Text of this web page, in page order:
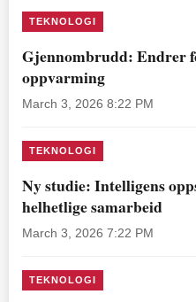
TEKNOLOGI
Gjennombrudd: Endrer
oppvarming
March 3, 2026 8:22 PM
TEKNOLOGI
Ny studie: Intelligens
helhetlige samarbeid
March 3, 2026 7:22 PM
TEKNOLOGI